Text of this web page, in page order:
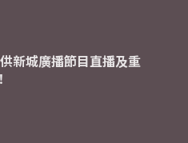
新城廣播節目直播及重